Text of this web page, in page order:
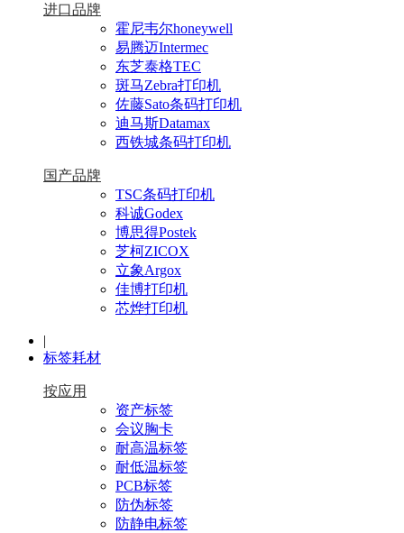
进口品牌
霍尼韦尔honeywell
易腾迈Intermec
东芝泰格TEC
斑马Zebra打印机
佐藤Sato条码打印机
迪马斯Datamax
西铁城条码打印机
国产品牌
TSC条码打印机
科诚Godex
博思得Postek
芝柯ZICOX
立象Argox
佳博打印机
芯烨打印机
|
标签耗材
按应用
资产标签
会议胸卡
耐高温标签
耐低温标签
PCB标签
防伪标签
防静电标签